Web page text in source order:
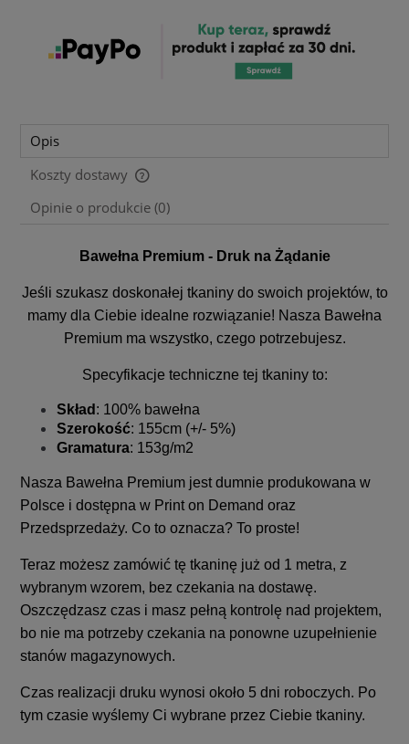
Opis
Koszty dostawy
Cena nie zawiera ewentualnych kosztów płatności
Opinie o produkcie (0)
Bawełna Premium - Druk na Żądanie
Jeśli szukasz doskonałej tkaniny do swoich projektów, to
mamy dla Ciebie idealne rozwiązanie! Nasza Bawełna
Premium ma wszystko, czego potrzebujesz.
Specyfikacje techniczne tej tkaniny to:
Skład : 100% bawełna
Szerokość: 155cm (+/- 5%)
Gramatura: 153g/m2
Nasza Bawełna Premium jest dumnie produkowana w
Polsce i dostępna w Print on Demand oraz
Przedsprzedaży. Co to oznacza? To proste!
Teraz możesz zamówić tę tkaninę już od 1 metra, z
wybranym wzorem, bez czekania na dostawę.
Oszczędzasz czas i masz pełną kontrolę nad projektem,
bo nie ma potrzeby czekania na ponowne uzupełnienie
stanów magazynowych.
Czas realizacji druku wynosi około 5 dni roboczych. Po
tym czasie wyślemy Ci wybrane przez Ciebie tkaniny.